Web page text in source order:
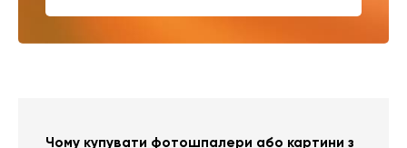
Чому купувати фотошпалери або картини з